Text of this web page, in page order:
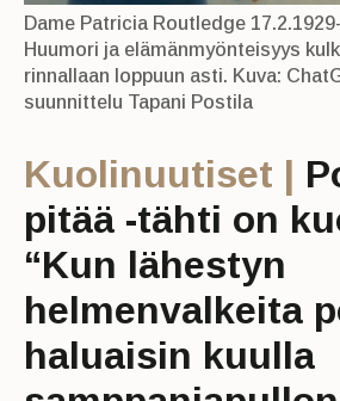
Dame Patricia Routledge
Huumori ja elämänmyönteisyys
rinnallaan loppuun asti. Kuva:
suunnittelu Tapani Postila
Kuolinuutiset |
pitää -tähti on
“Kun lähestyn
helmenvalkeita
haluaisin kuulla